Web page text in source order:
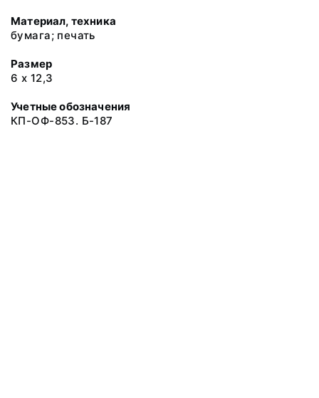
Материал, техника
бумага; печать
Размер
6 х 12,3
Учетные обозначения
КП-ОФ-853. Б-187